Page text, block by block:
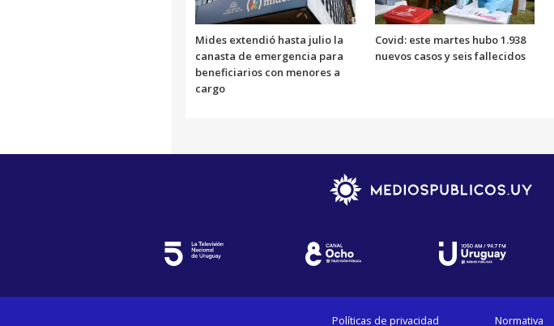
Mides extendió hasta julio la
canasta de emergencia para
beneficiarios con menores a
cargo
Covid: este martes hubo 1.938
nuevos casos y seis fallecidos
Políticas de privacidad Normativa